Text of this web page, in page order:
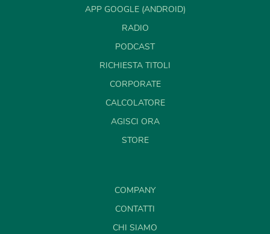
APP GOOGLE (ANDROID)
RADIO
PODCAST
RICHIESTA TITOLI
CORPORATE
CALCOLATORE
AGISCI ORA
STORE
COMPANY
CONTATTI
CHI SIAMO